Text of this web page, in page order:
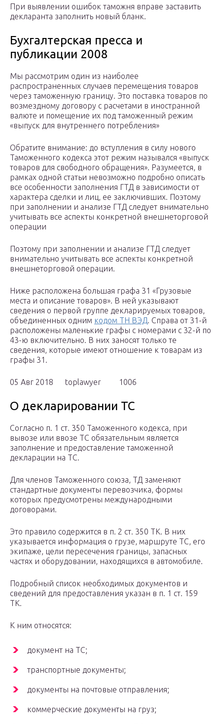
При выявлении ошибок таможня вправе заставить
декларанта заполнить новый бланк.
Бухгалтерская пресса и
публикации 2008
Мы рассмотрим один из наиболее
распространенных случаев перемещения товаров
через таможенную границу. Это поставка товаров по
возмездному договору с расчетами в иностранной
валюте и помещение их под таможенный режим
«выпуск для внутреннего потребления»
Обратите внимание: до вступления в силу нового
Таможенного кодекса этот режим назывался «выпуск
товаров для свободного обращения». Разумеется, в
рамках одной статьи невозможно подробно описать
все особенности заполнения ГТД в зависимости от
характера сделки и лиц, ее заключивших. Поэтому
при заполнении и анализе ГТД следует внимательно
учитывать все аспекты конкретной внешнеторговой
операции
Поэтому при заполнении и анализе ГТД следует
внимательно учитывать все аспекты конкретной
внешнеторговой операции.
Ниже расположена большая графа 31 «Грузовые
места и описание товаров». В ней указывают
сведения о первой группе декларируемых товаров,
объединенных одним кодом ТН ВЭД. Справа от 31-й
расположены маленькие графы с номерами с 32-й по
43-ю включительно. В них заносят только те
сведения, которые имеют отношение к товарам из
графы 31.
05 Авг 2018 toplawyer 1006
О декларировании ТС
Согласно п. 1 ст. 350 Таможенного кодекса, при
вывозе или ввозе ТС обязательным является
заполнение и предоставление таможенной
декларации на ТС.
Для членов Таможенного союза, ТД заменяют
стандартные документы перевозчика, формы
которых предусмотрены международными
договорами.
Это правило содержится в п. 2 ст. 350 ТК. В них
указывается информация о грузе, маршруте ТС, его
экипаже, цели пересечения границы, запасных
частях и оборудовании, находящихся в автомобиле.
Подробный список необходимых документов и
сведений для предоставления указан в п. 1 ст. 159
ТК.
К ним относятся:
документ на ТС;
транспортные документы;
документы на почтовые отправления;
коммерческие документы на груз;